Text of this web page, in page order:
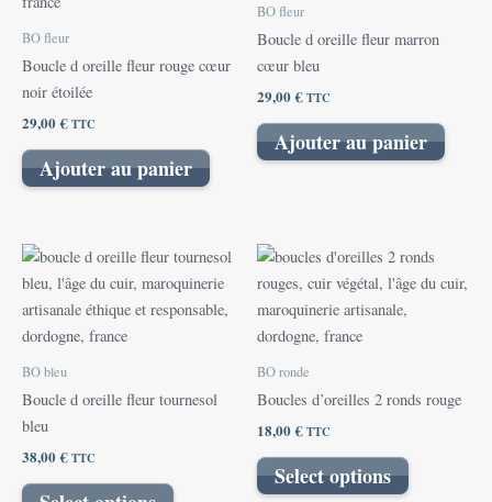
BO fleur
Boucle d oreille fleur rouge cœur
noir étoilée
29,00€TTC
Ajouter au panier
BO fleur
Boucle d oreille fleur marron
cœur bleu
29,00€TTC
Ajouter au panier
BO bleu
Boucle d oreille fleur tournesol
bleu
38,00€TTC
BO ronde
Boucles d’oreilles 2 ronds rouge
18,00€TTC
Select options